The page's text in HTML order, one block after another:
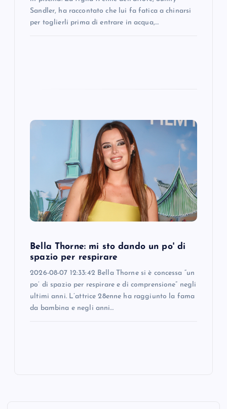
Sandler, ha raccontato che lui fa fatica a chinarsi
per toglierli prima di entrare in acqua,…
Bella Thorne: mi sto dando un po' di
spazio per respirare
2026-08-07 12:33:42 Bella Thorne si è concessa “un
po’ di spazio per respirare e di comprensione” negli
ultimi anni. L’attrice 28enne ha raggiunto la fama
da bambina e negli anni…